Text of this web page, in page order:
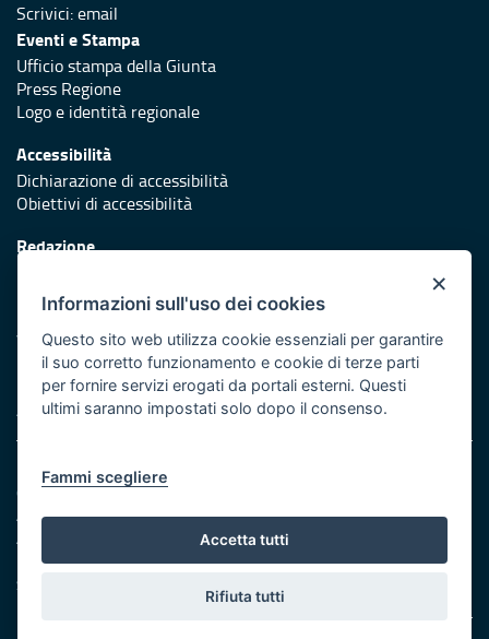
Scrivici:email
Eventi e Stampa
Ufficio stampa della Giunta
Press Regione
Logo e identità regionale
Accessibilità
Dichiarazione di accessibilità
Obiettivi di accessibilità
Redazione
Protezione civile
Vai al sito di Protezione Civile Puglia
Iniziativa finanziata con risorse del POR Puglia 2014/2020 -
Asse XI
Note legali
Cookie e privacy
Amministrazione trasparente
Atti di notifica
Feed RSS
Servizi Intranet
×
Informazioni sull'uso dei cookies
Questo sito web utilizza cookie essenziali per garantire
il suo corretto funzionamento e cookie di terze parti
per fornire servizi erogati da portali esterni. Questi
ultimi saranno impostati solo dopo il consenso.
Fammi scegliere
Accetta tutti
Rifiuta tutti